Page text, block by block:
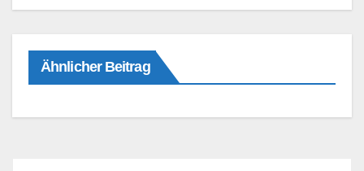
Ähnlicher Beitrag